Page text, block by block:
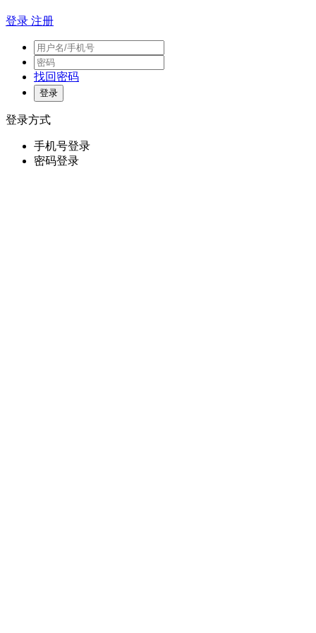
登录 注册
找回密码
登录方式
手机号登录
密码登录